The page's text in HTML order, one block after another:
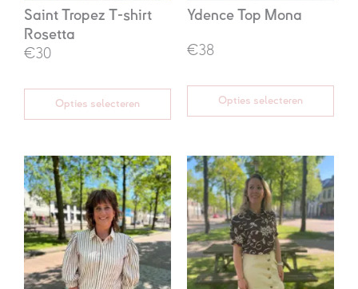
Saint Tropez T-shirt
Rosetta
€30
Opties selecteren
Ydence Top Mona
€38
Opties selecteren
Oorspronkelijke
prijs
was:
€89,95.
Huidige
prijs
is:
€45,00.